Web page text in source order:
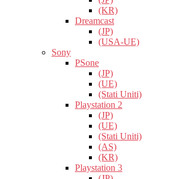
(KR)
Dreamcast
(JP)
(USA-UE)
Sony
PSone
(JP)
(UE)
(Stati Uniti)
Playstation 2
(JP)
(UE)
(Stati Uniti)
(AS)
(KR)
Playstation 3